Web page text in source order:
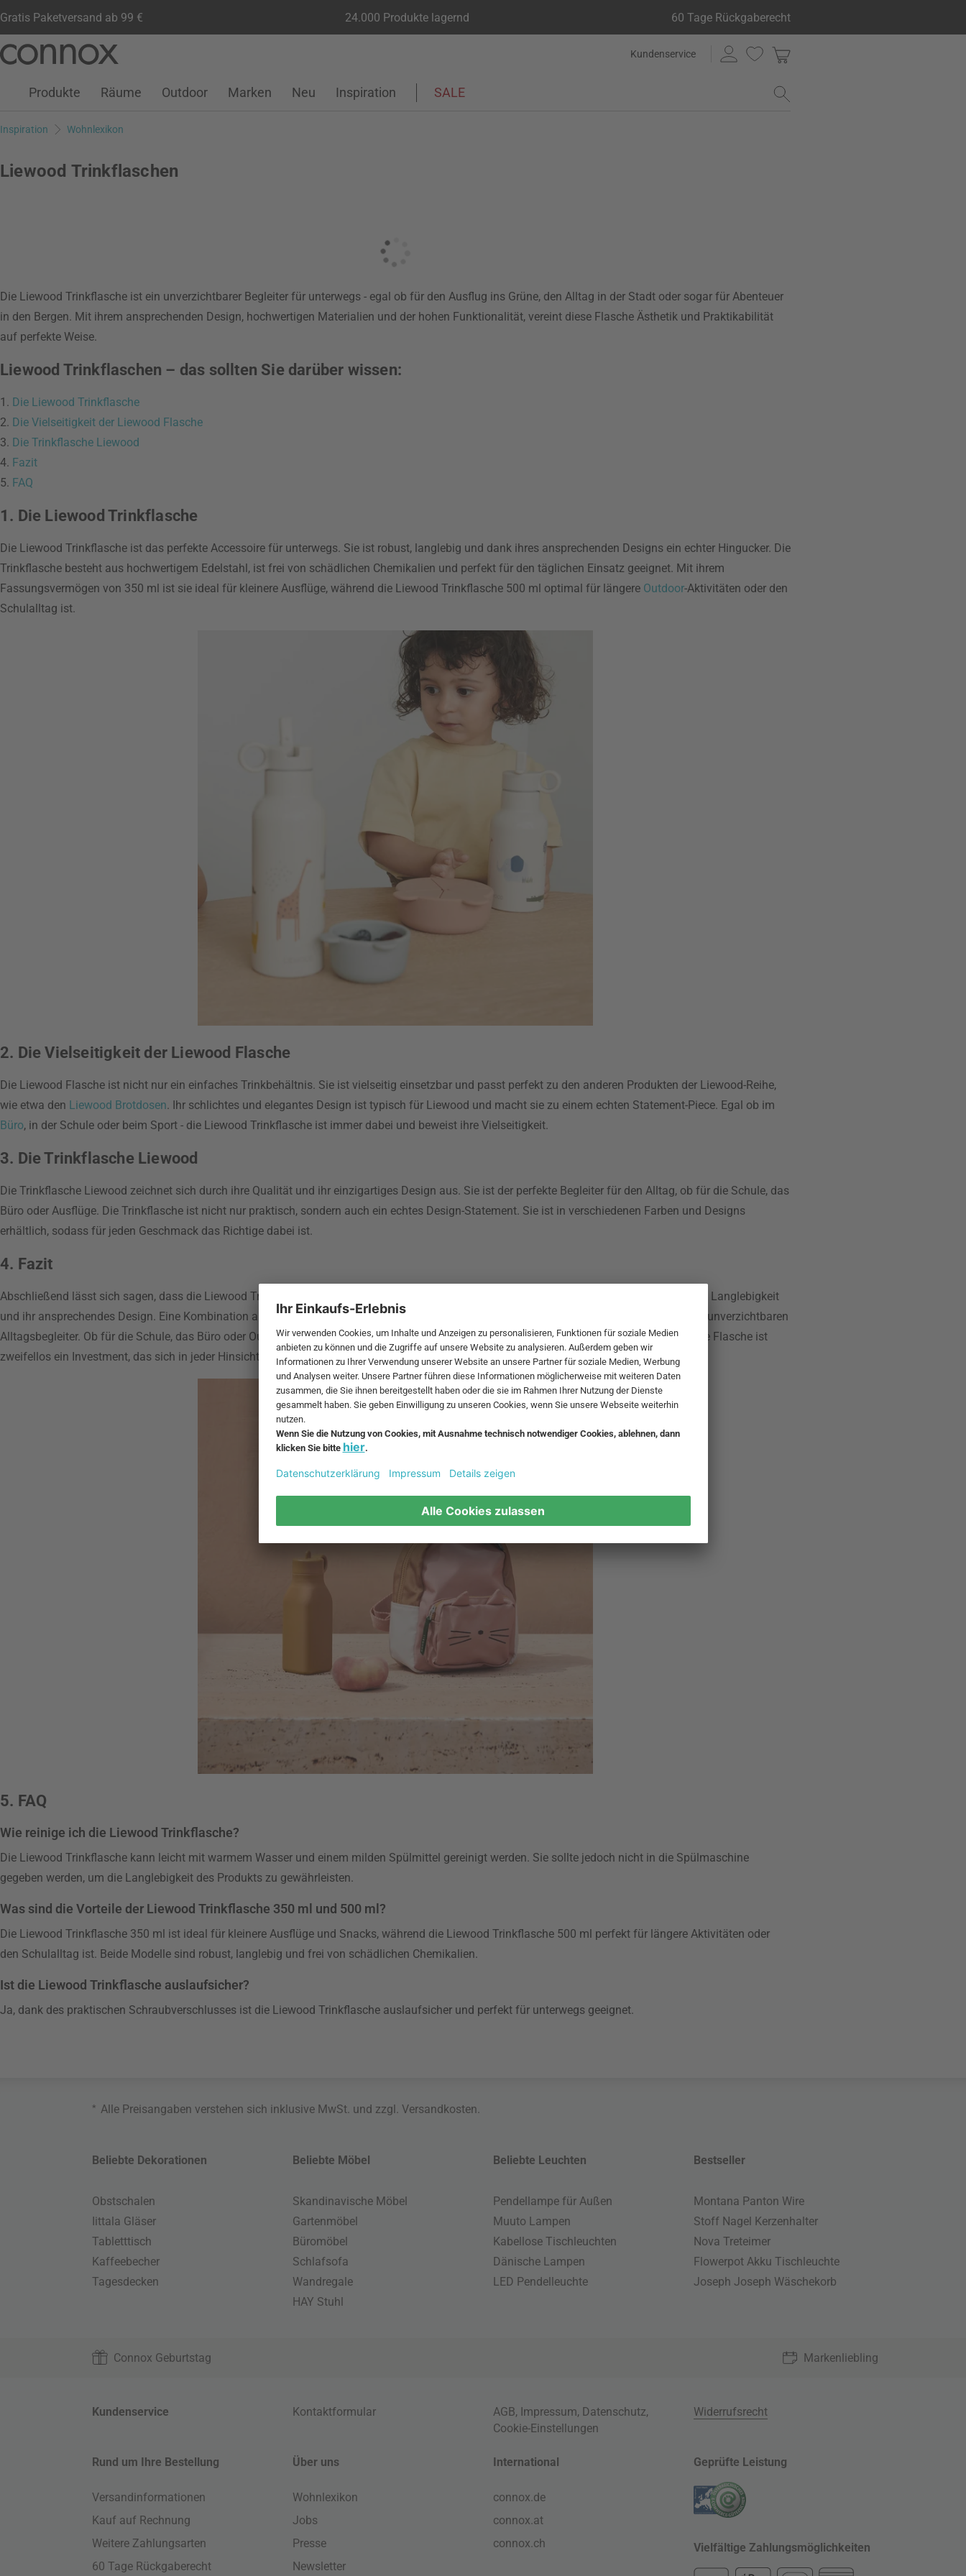
Gratis Paketversand ab 99 € 24.000 Produkte lagernd 60 Tage Rückgaberecht
Seiteninhalt
Suchfeld
Kundenservice
Kundenkonto
Wunschliste
Warenkorb
Produkte Räume Outdoor Marken Neu Inspiration SALE
Inspiration Wohnlexikon
Liewood Trinkflaschen
Die Liewood Trinkflasche ist ein unverzichtbarer Begleiter für unterwegs - egal ob für den Ausflug ins Grüne, den Alltag in der Stadt oder sogar für Abenteuer
in den Bergen. Mit ihrem ansprechenden Design, hochwertigen Materialien und der hohen Funktionalität, vereint diese Flasche Ästhetik und Praktikabilität
auf perfekte Weise.
Liewood Trinkflaschen – das sollten Sie darüber wissen:
1. Die Liewood Trinkflasche
2. Die Vielseitigkeit der Liewood Flasche
3. Die Trinkflasche Liewood
4. Fazit
5. FAQ
1. Die Liewood Trinkflasche
Die Liewood Trinkflasche ist das perfekte Accessoire für unterwegs. Sie ist robust, langlebig und dank ihres ansprechenden Designs ein echter Hingucker. Die
Trinkflasche besteht aus hochwertigem Edelstahl, ist frei von schädlichen Chemikalien und perfekt für den täglichen Einsatz geeignet. Mit ihrem
Fassungsvermögen von 350 ml ist sie ideal für kleinere Ausflüge, während die Liewood Trinkflasche 500 ml optimal für längere Outdoor-Aktivitäten oder den
Schulalltag ist.
2. Die Vielseitigkeit der Liewood Flasche
Die Liewood Flasche ist nicht nur ein einfaches Trinkbehältnis. Sie ist vielseitig einsetzbar und passt perfekt zu den anderen Produkten der Liewood-Reihe,
wie etwa den Liewood Brotdosen. Ihr schlichtes und elegantes Design ist typisch für Liewood und macht sie zu einem echten Statement-Piece. Egal ob im
Büro, in der Schule oder beim Sport - die Liewood Trinkflasche ist immer dabei und beweist ihre Vielseitigkeit.
3. Die Trinkflasche Liewood
Die Trinkflasche Liewood zeichnet sich durch ihre Qualität und ihr einzigartiges Design aus. Sie ist der perfekte Begleiter für den Alltag, ob für die Schule, das
Büro oder Ausflüge. Die Trinkflasche ist nicht nur praktisch, sondern auch ein echtes Design-Statement. Sie ist in verschiedenen Farben und Designs
erhältlich, sodass für jeden Geschmack das Richtige dabei ist.
4. Fazit
Abschließend lässt sich sagen, dass die Liewood Trinkflasche mehr als nur ein einfacher Trinkbehälter ist. Sie besticht durch ihre Robustheit, Langlebigkeit
und ihr ansprechendes Design. Eine Kombination aus hochwertigen Materialien, Funktionalität und stilvollem Aussehen macht sie zu einem unverzichtbaren
Alltagsbegleiter. Ob für die Schule, das Büro oder Outdoor-Aktivitäten - mit der Liewood Trinkflasche sind Sie stets bestens ausgerüstet. Diese Flasche ist
zweifellos ein Investment, das sich in jeder Hinsicht lohnt.
5. FAQ
Wie reinige ich die Liewood Trinkflasche?
Die Liewood Trinkflasche kann leicht mit warmem Wasser und einem milden Spülmittel gereinigt werden. Sie sollte jedoch nicht in die Spülmaschine
gegeben werden, um die Langlebigkeit des Produkts zu gewährleisten.
Was sind die Vorteile der Liewood Trinkflasche 350 ml und 500 ml?
Die Liewood Trinkflasche 350 ml ist ideal für kleinere Ausflüge und Snacks, während die Liewood Trinkflasche 500 ml perfekt für längere Aktivitäten oder
den Schulalltag ist. Beide Modelle sind robust, langlebig und frei von schädlichen Chemikalien.
Ist die Liewood Trinkflasche auslaufsicher?
Ja, dank des praktischen Schraubverschlusses ist die Liewood Trinkflasche auslaufsicher und perfekt für unterwegs geeignet.
* Alle Preisangaben verstehen sich inklusive MwSt. und zzgl.Versandkosten.
Beliebte Dekorationen
Obstschalen
Iittala Gläser
Tabletttisch
Kaffeebecher
Tagesdecken
Beliebte Möbel
Skandinavische Möbel
Gartenmöbel
Büromöbel
Schlafsofa
Wandregale
HAY Stuhl
Beliebte Leuchten
Pendellampe für Außen
Muuto Lampen
Kabellose Tischleuchten
Dänische Lampen
LED Pendelleuchte
Bestseller
Montana Panton Wire
Stoff Nagel Kerzenhalter
Nova Treteimer
Flowerpot Akku Tischleuchte
Joseph Joseph Wäschekorb
Connox Geburtstag Markenliebling
Kundenservice Kontaktformular AGB, Impressum, Datenschutz,
Cookie-Einstellungen
Widerrufsrecht
Rund um Ihre Bestellung
Versandinformationen
Kauf auf Rechnung
Weitere Zahlungsarten
60 Tage Rückgaberecht
Über uns
Wohnlexikon
Jobs
Presse
Newsletter
International
connox.de
connox.at
connox.ch
Geprüfte Leistung
Vielfältige Zahlungsmöglichkeiten